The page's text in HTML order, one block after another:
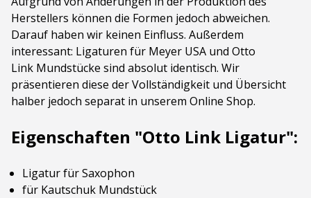
Herstellers können die Formen jedoch abweichen.
Darauf haben wir keinen Einfluss. Außerdem
interessant: Ligaturen für Meyer USA und Otto
Link Mundstücke sind absolut identisch. Wir
präsentieren diese der Vollständigkeit und Übersicht
halber jedoch separat in unserem Online Shop.
Eigenschaften "Otto Link Ligatur":
Ligatur für Saxophon
für Kautschuk Mundstück